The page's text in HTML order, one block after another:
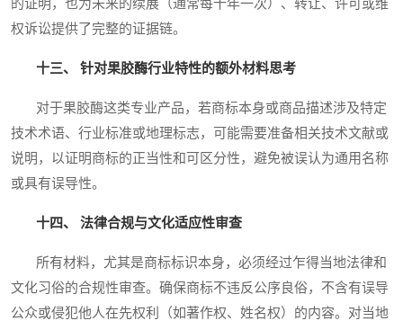
的证明，也为未来的续展（通常每十年一次）、转让、许可或维
权诉讼提供了完整的证据链。
十三、 针对果胶酶行业特性的额外材料思考
对于果胶酶这类专业产品，若商标本身或商品描述涉及特定
技术术语、行业标准或地理标志，可能需要准备相关技术文献或
说明，以证明商标的正当性和可区分性，避免被误认为通用名称
或具有误导性。
十四、 法律合规与文化适应性审查
所有材料，尤其是商标标识本身，必须经过乍得当地法律和
文化习俗的合规性审查。确保商标不违反公序良俗，不含有误导
公众或侵犯他人在先权利（如著作权、姓名权）的内容。对当地